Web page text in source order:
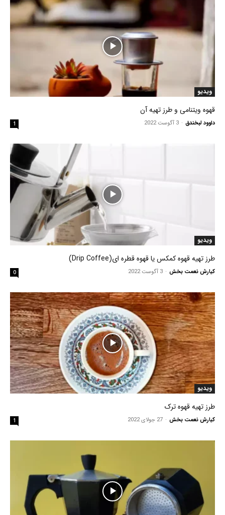
ویدیو
قهوه ویتنامی و طرز تهیه آن
داوود لبخندق - 3 آگوست 2022 1
ویدیو
طرز تهیه قهوه کمکس یا قهوه قطره ای(Drip Coffee)
کیارش نعمت بخش - 3 آگوست 2022 0
ویدیو
طرز تهیه قهوه ترک
کیارش نعمت بخش - 27 جولای 2022 1